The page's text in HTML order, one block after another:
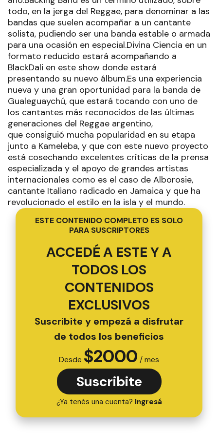
todo, en la jerga del Reggae, para denominar a las
bandas que suelen acompañar a un cantante
solista, pudiendo ser una banda estable o armada
para una ocasión en especial.Divina Ciencia en un
formato reducido estará acompañando a
BlackDali en este show donde estará
presentando su nuevo álbum.Es una experiencia
nueva y una gran oportunidad para la banda de
Gualeguaychú, que estará tocando con uno de
los cantantes más reconocidos de las últimas
generaciones del Reggae argentino,
que consiguió mucha popularidad en su etapa
junto a Kameleba, y que con este nuevo proyecto
está cosechando excelentes críticas de la prensa
especializada y el apoyo de grandes artistas
internacionales como es el caso de Alborosie,
cantante Italiano radicado en Jamaica y que ha
revolucionado el estilo en la isla y el mundo.
ESTE CONTENIDO COMPLETO ES SOLO
PARA SUSCRIPTORES
ACCEDÉ A ESTE Y A
TODOS LOS
CONTENIDOS
EXCLUSIVOS
Suscribite y empezá a disfrutar
de todos los beneficios
Desde $2000 / mes
Suscribite
¿Ya tenés una cuenta? Ingresá